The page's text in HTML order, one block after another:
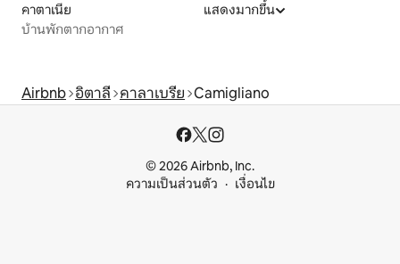
คาตาเนีย
บ้านพักตากอากาศ
แสดงมากขึ้น
Airbnb อิตาลี คาลาเบรีย Camigliano
© 2026 Airbnb, Inc.
ความเป็นส่วนตัว
เงื่อนไข